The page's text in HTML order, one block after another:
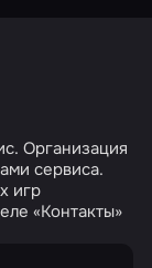
на сайт
Организация
сервиса.
игр
«Контакты»